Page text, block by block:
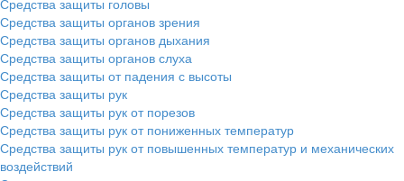
Средства защиты головы
Средства защиты органов зрения
Средства защиты органов дыхания
Средства защиты органов слуха
Средства защиты от падения с высоты
Средства защиты рук
Средства защиты рук от порезов
Средства защиты рук от пониженных температур
Средства защиты рук от повышенных температур и механических
воздействий